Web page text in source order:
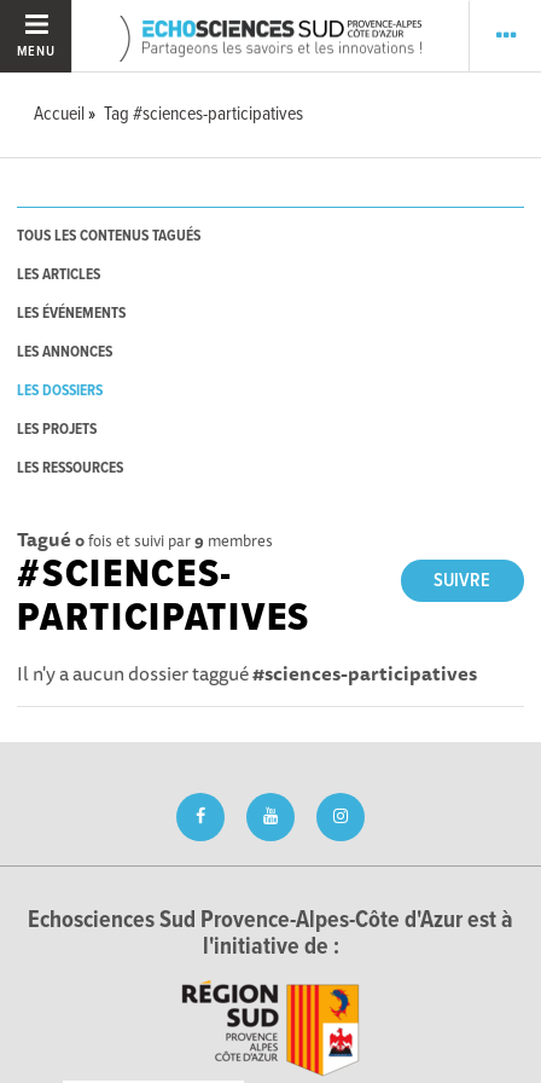
MENU
Accueil Tag #sciences-participatives
TOUS LES CONTENUS TAGUÉS
LES ARTICLES
LES ÉVÉNEMENTS
LES ANNONCES
LES DOSSIERS
LES PROJETS
LES RESSOURCES
Tagué 0fois et suivi par9 membres
SUIVRE
#SCIENCES-
PARTICIPATIVES
Il n'y a aucun dossier taggué#sciences-participatives
Echosciences Sud Provence-Alpes-Côte d'Azur est à
l'initiative de :